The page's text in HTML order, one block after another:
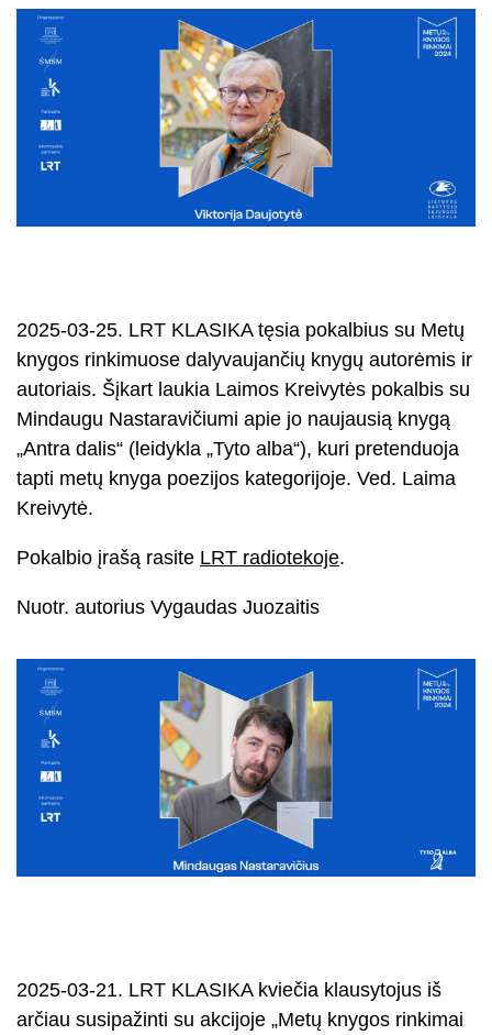
2025-03-25. LRT KLASIKA tęsia pokalbius su Metų
knygos rinkimuose dalyvaujančių knygų autorėmis ir
autoriais. Šįkart laukia Laimos Kreivytės pokalbis su
Mindaugu Nastaravičiumi apie jo naujausią knygą
„Antra dalis“ (leidykla „Tyto alba“), kuri pretenduoja
tapti metų knyga poezijos kategorijoje. Ved. Laima
Kreivytė.
Pokalbio įrašą rasite LRT radiotekoje.
Nuotr. autorius Vygaudas Juozaitis
2025-03-21. LRT KLASIKA kviečia klausytojus iš
arčiau susipažinti su akcijoje „Metų knygos rinkimai